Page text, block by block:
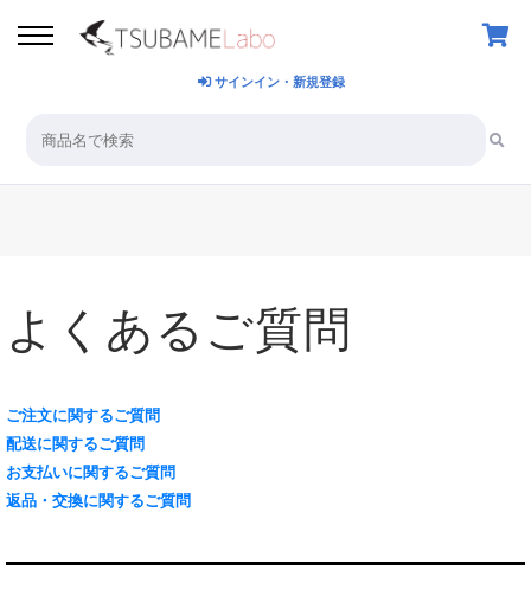
サインイン・新規登録
よくあるご質問
ご注文に関するご質問
配送に関するご質問
お支払いに関するご質問
返品・交換に関するご質問